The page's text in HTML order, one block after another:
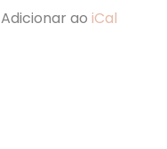
Adicionar ao iCal